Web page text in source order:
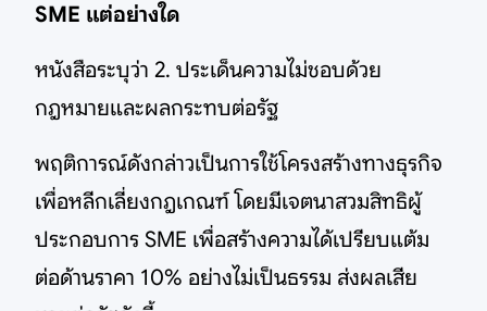
SME แต่อย่างใด
หนังสือระบุว่า 2. ประเด็นความไม่ชอบด้วย
กฎหมายและผลกระทบต่อรัฐ
พฤติการณ์ดังกล่าวเป็นการใช้โครงสร้างทางธุรกิจ
เพื่อหลีกเลี่ยงกฎเกณฑ์ โดยมีเจตนาสวมสิทธิผู้
ประกอบการ SME เพื่อสร้างความได้เปรียบแต้ม
ต่อด้านราคา 10% อย่างไม่เป็นธรรม ส่งผลเสีย